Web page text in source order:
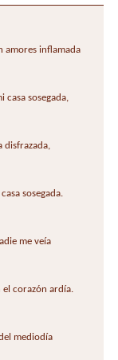
amores inflamada
casa sosegada,
disfrazada,
sosegada.
me veía
corazón ardía.
mediodía